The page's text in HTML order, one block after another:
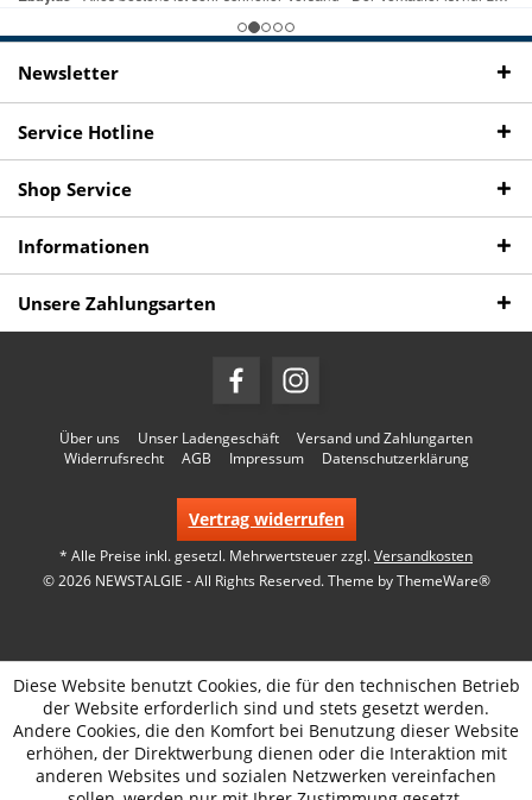
Newsletter
Service Hotline
Shop Service
Informationen
Unsere Zahlungsarten
Über uns Unser Ladengeschäft
Versand und Zahlungarten
Widerrufsrecht
AGB Impressum Datenschutzerklärung
Vertrag widerrufen
* Alle Preise inkl. gesetzl. Mehrwertsteuer zzgl.Versandkosten
© 2026 NEWSTALGIE - All Rights Reserved. Theme byThemeWare®
Diese Website benutzt Cookies, die für den technischen Betrieb
der Website erforderlich sind und stets gesetzt werden.
Andere Cookies, die den Komfort bei Benutzung dieser Website
erhöhen, der Direktwerbung dienen oder die Interaktion mit
anderen Websites und sozialen Netzwerken vereinfachen